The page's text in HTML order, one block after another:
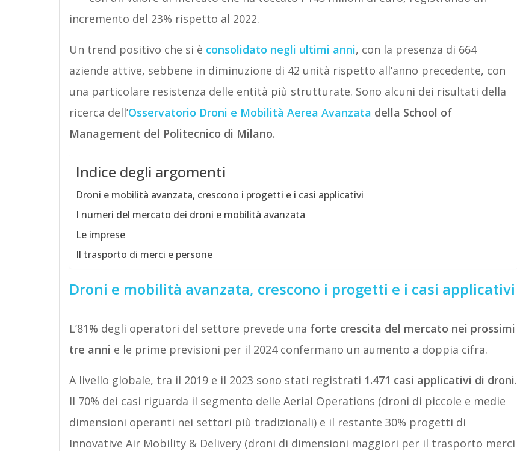
incremento del 23% rispetto al 2022.
Un trend positivo che si è consolidato negli ultimi anni, con la presenza di 664
aziende attive, sebbene in diminuzione di 42 unità rispetto all’anno precedente, con
una particolare resistenza delle entità più strutturate. Sono alcuni dei risultati della
ricerca dell’Osservatorio Droni e Mobilità Aerea Avanzata della School of
Management del Politecnico di Milano.
Indice degli argomenti
Droni e mobilità avanzata, crescono i progetti e i casi applicativi
I numeri del mercato dei droni e mobilità avanzata
Le imprese
Il trasporto di merci e persone
Droni e mobilità avanzata, crescono i progetti e i casi applicativi
L’81% degli operatori del settore prevede una forte crescita del mercato nei prossimi
tre anni e le prime previsioni per il 2024 confermano un aumento a doppia cifra.
A livello globale, tra il 2019 e il 2023 sono stati registrati 1.471 casi applicativi di droni.
Il 70% dei casi riguarda il segmento delle Aerial Operations (droni di piccole e medie
dimensioni operanti nei settori più tradizionali) e il restante 30% progetti di
Innovative Air Mobility & Delivery (droni di dimensioni maggiori per il trasporto merci